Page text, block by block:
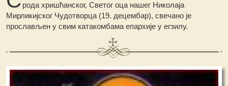
рода хришћанског, Светог оца нашег Николаја
Мирликијског Чудотворца (19. децембар), свечано је
прослављен у свим катакомбама епархије у егзилу.